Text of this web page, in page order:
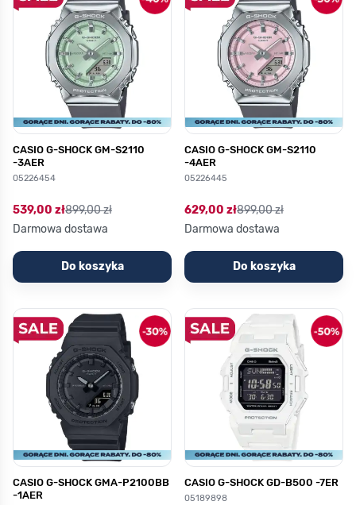
CASIO G-SHOCK GM-S2110
-3AER
05226454
539,00 zł899,00 zł
Darmowa dostawa
Do koszyka
CASIO G-SHOCK GM-S2110
-4AER
05226445
629,00 zł899,00 zł
Darmowa dostawa
Do koszyka
CASIO G-SHOCK GMA-P2100BB
-1AER
CASIO G-SHOCK GD-B500 -7ER
05189898